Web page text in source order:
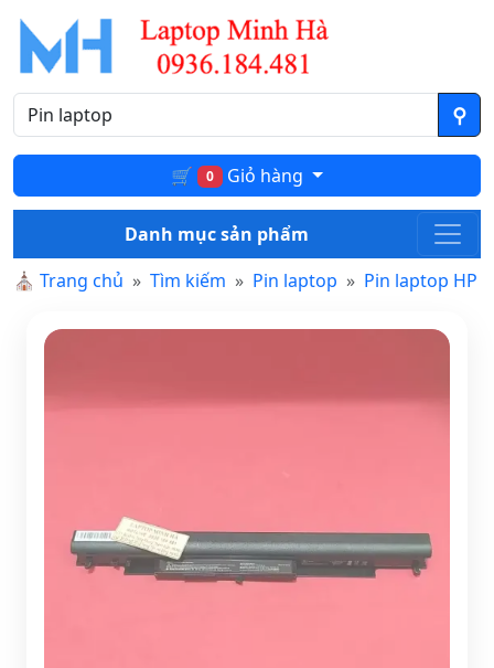
🛒 0 Giỏ hàng
Danh mục sản phẩm
⛪ Trang chủ Tìm kiếm Pin laptop Pin laptop HP